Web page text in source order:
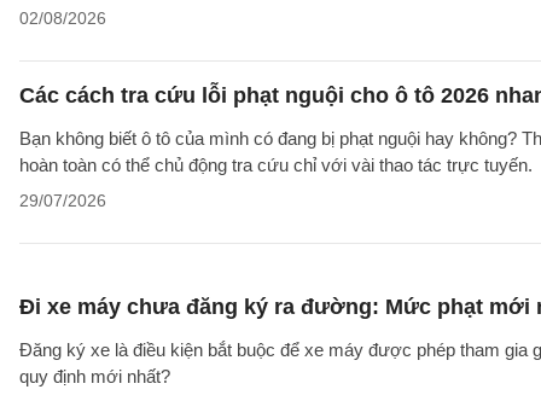
02/08/2026
Các cách tra cứu lỗi phạt nguội cho ô tô 2026
Bạn không biết ô tô của mình có đang bị phạt nguội hay không?
hoàn toàn có thể chủ động tra cứu chỉ với vài thao tác trực tuyến.
29/07/2026
Đi xe máy chưa đăng ký ra đường: Mức phạt mới
Đăng ký xe là điều kiện bắt buộc để xe máy được phép tham
quy định mới nhất?